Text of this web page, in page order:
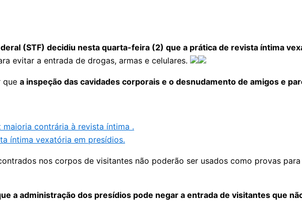
(STF) decidiu nesta quarta-feira (2) que a prática de revista íntima
evitar a entrada de drogas, armas e celulares.
que a inspeção das cavidades corporais e o desnudamento de amigos e
contrária à revista íntima .
íntima vexatória em presídios.
nos corpos de visitantes não poderão ser usados como provas
a administração dos presídios pode negar a entrada de visitantes que